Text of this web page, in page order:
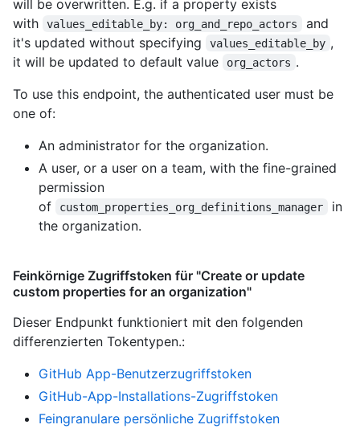
will be overwritten. E.g. if a property exists
with
values_editable_by: org_and_repo_actors
and
it's updated without specifying
values_editable_by ,
it will be updated to default value
org_actors .
To use this endpoint, the authenticated user must be
one of:
An administrator for the organization.
A user, or a user on a team, with the fine-grained
permission
of
custom_properties_org_definitions_manager
in
the organization.
Feinkörnige Zugriffstoken für "Create or update
custom properties for an organization"
Dieser Endpunkt funktioniert mit den folgenden
differenzierten Tokentypen.:
GitHub App-Benutzerzugriffstoken
GitHub-App-Installations-Zugriffstoken
Feingranulare persönliche Zugriffstoken